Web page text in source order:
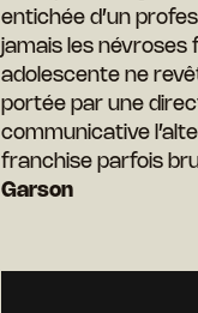
entichée d’un
jamais les névroses
adolescente ne
portée par une
communicative
franchise parfois
Garson